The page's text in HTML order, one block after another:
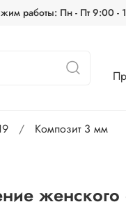
работы: Пн - Пт 9:00
Композит 3 мм
женского